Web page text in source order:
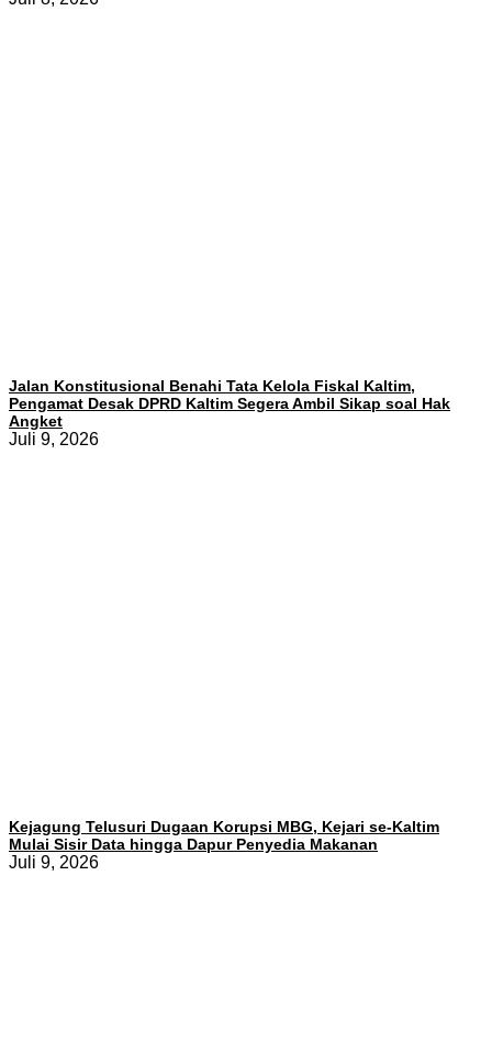
Jalan Konstitusional Benahi Tata Kelola Fiskal Kaltim,
Pengamat Desak DPRD Kaltim Segera Ambil Sikap soal Hak
Angket
Juli 9, 2026
Kejagung Telusuri Dugaan Korupsi MBG, Kejari se-Kaltim
Mulai Sisir Data hingga Dapur Penyedia Makanan
Juli 9, 2026